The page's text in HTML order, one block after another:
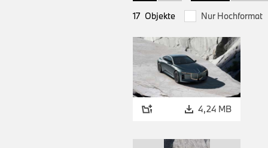
17 Objekte Nur Hochformat
4,24 MB